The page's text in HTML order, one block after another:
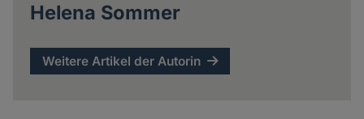
Helena Sommer
Weitere Artikel der Autorin